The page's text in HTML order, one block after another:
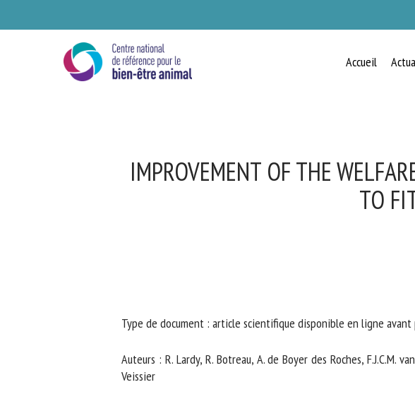
Accueil
IMPROVEMENT OF THE
TO
Type de document : article scientifique disponible en ligne avant
Auteurs : R. Lardy, R. Botreau, A. de Boyer des Roches, F.J.C.M.
Veissier
Nom *